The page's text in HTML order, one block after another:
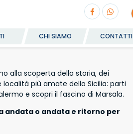
CHI SIAMO CONTATTI
alla scoperta della storia, dei
più amate della Sicilia: parti
e scopri il fascino di Marsala.
andata o andata e ritorno per